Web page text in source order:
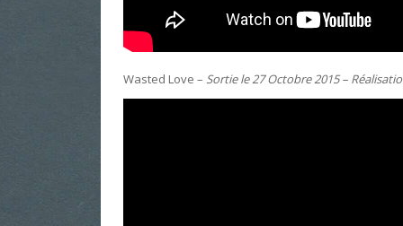
Wasted Love – Sortie le 27 Octobre 2015 –